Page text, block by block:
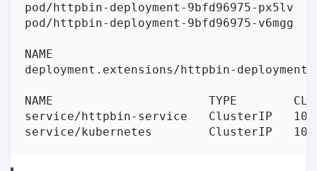
pod/httpbin-deployment-9bfd96975-
pod/httpbin-deployment-9bfd96975-
NAME
deployment.extensions/httpbin-
NAME                      TYPE
service/httpbin-service   ClusterIP
service/kubernetes        ClusterIP